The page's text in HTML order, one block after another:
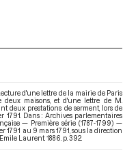
d'une lettre de la mairie de Paris
maisons, et d'une lettre de M.
deux prestations de serment, lors de
1791. Dans : Archives parlementaires
— Première série (1787-1799) —
1791 au 9 mars 1791 , sous la direction
Laurent. 1886. p. 392.